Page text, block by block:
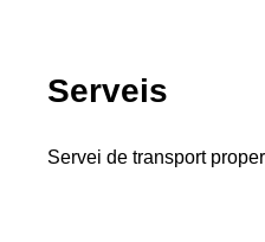
Serveis
Servei de transport proper